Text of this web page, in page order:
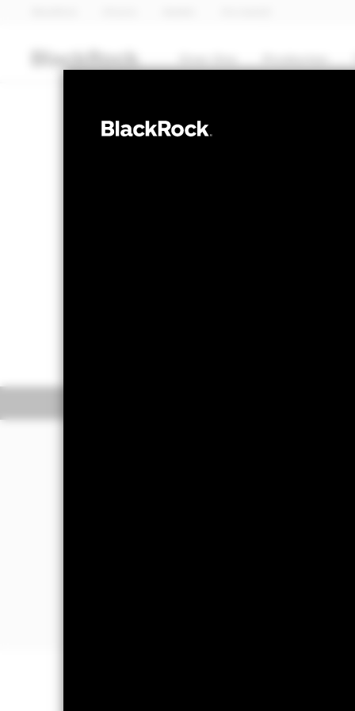
AANDELEN
BGF
Het Fonds streeft naar een
wijze die in overeenstemming is
Het Fonds belegt ten minste 80%
economisch actief zijn in de
De totale activa van het Fonds
Benchmark Uitsluitingen van de EU